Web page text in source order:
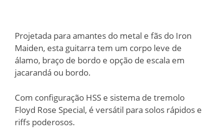
Projetada para amantes do metal e fãs do Iron
Maiden, esta guitarra tem um corpo leve de
álamo, braço de bordo e opção de escala em
jacarandá ou bordo.
Com configuração HSS e sistema de tremolo
Floyd Rose Special, é versátil para solos rápidos e
riffs poderosos.